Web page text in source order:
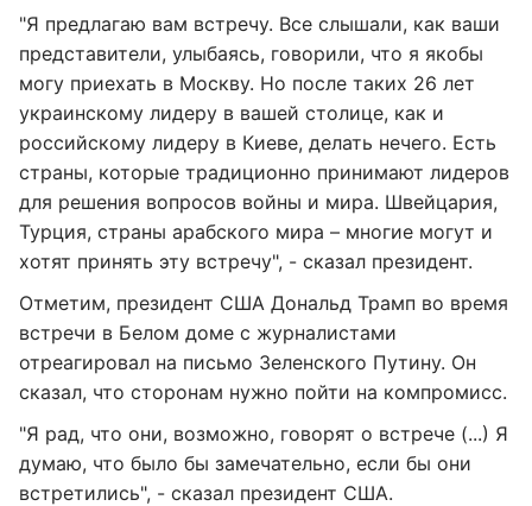
"Я предлагаю вам встречу. Все слышали, как ваши
представители, улыбаясь, говорили, что я якобы
могу приехать в Москву. Но после таких 26 лет
украинскому лидеру в вашей столице, как и
российскому лидеру в Киеве, делать нечего. Есть
страны, которые традиционно принимают лидеров
для решения вопросов войны и мира. Швейцария,
Турция, страны арабского мира – многие могут и
хотят принять эту встречу", - сказал президент.
Отметим, президент США Дональд Трамп во время
встречи в Белом доме с журналистами
отреагировал на письмо Зеленского Путину. Он
сказал, что сторонам нужно пойти на компромисс.
"Я рад, что они, возможно, говорят о встрече (...) Я
думаю, что было бы замечательно, если бы они
встретились", - сказал президент США.